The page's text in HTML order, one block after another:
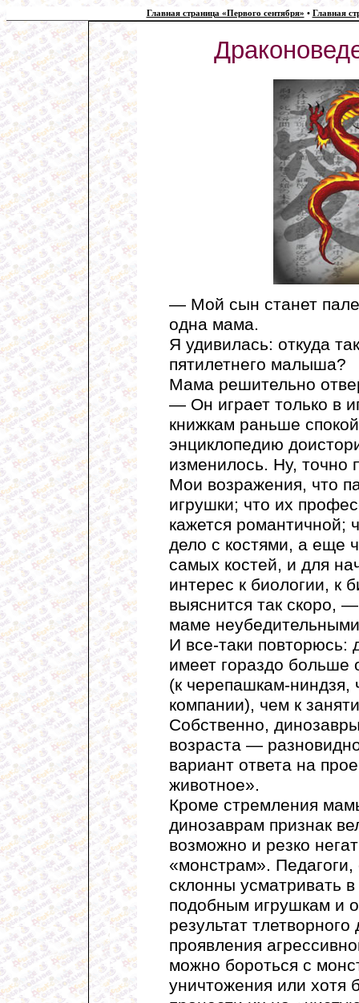
Главная страница «Первого сентября» • Главная
— Мой сын станет
одна мама.
Я удивилась: откуда
пятилетнего малыша?
Мама решительно
— Он играет только в
книжкам раньше
энциклопедию
изменилось. Ну, точно
Мои возражения, что
игрушки; что их
кажется романтичной;
дело с костями, а еще
самых костей, и для
интерес к биологии, к
выяснится так скоро,
маме
И все-таки повторюсь:
имеет гораздо больше
(к черепашкам-ниндзя,
компании), чем к
Собственно,
возраста —
вариант ответа на
животное».
Кроме стремления
динозаврам признак
возможно и резко
«монстрам».
склонны усматривать
подобным игрушкам и
результат
проявления
можно бороться с
уничтожения или хотя